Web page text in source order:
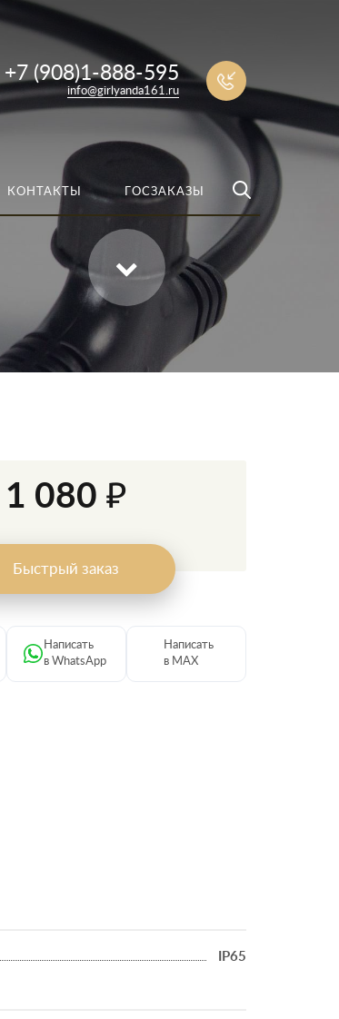
+7 (908)1-888-595
info@girlyanda161.ru
КОНТАКТЫ ГОСЗАКАЗЫ
1 080 ₽
Быстрый заказ
Написать
в WhatsApp
Написать
в MAX
IP65